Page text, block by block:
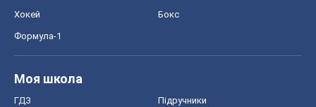
Хокей Бокс
Формула-1
Моя школа
ГДЗ Підручники